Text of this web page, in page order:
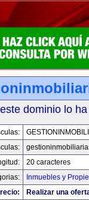
dominio lo
20 caracteres
Inmuebles y
Realizar una